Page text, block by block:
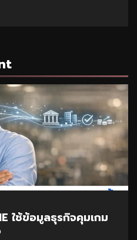
ใช้ข้อมูลธุรกิจคุมเกม